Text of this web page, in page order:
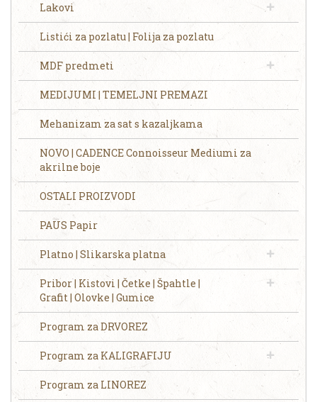
Lakovi
Listići za pozlatu | Folija za pozlatu
MDF predmeti
MEDIJUMI | TEMELJNI PREMAZI
Mehanizam za sat s kazaljkama
NOVO | CADENCE Connoisseur Mediumi za
akrilne boje
OSTALI PROIZVODI
PAUS Papir
Platno | Slikarska platna
Pribor | Kistovi | Četke | Špahtle |
Grafit | Olovke | Gumice
Program za DRVOREZ
Program za KALIGRAFIJU
Program za LINOREZ